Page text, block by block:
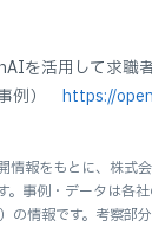
を活用して求職
例） https://
情報をもとに、株式
。事例・データは各
情報です。考察部